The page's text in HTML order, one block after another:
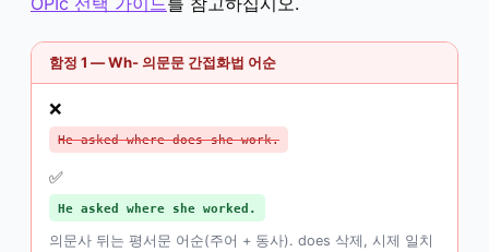
함정 1 — Wh- 의문문 간접화법 어순
❌
He asked where does she work.
✅
He asked where she worked.
의문사 뒤는 평서문 어순(주어 + 동사). does 삭제, 시제 일치